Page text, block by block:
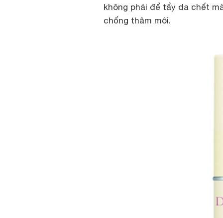
không phải để tẩy da chết
chống thâm môi.